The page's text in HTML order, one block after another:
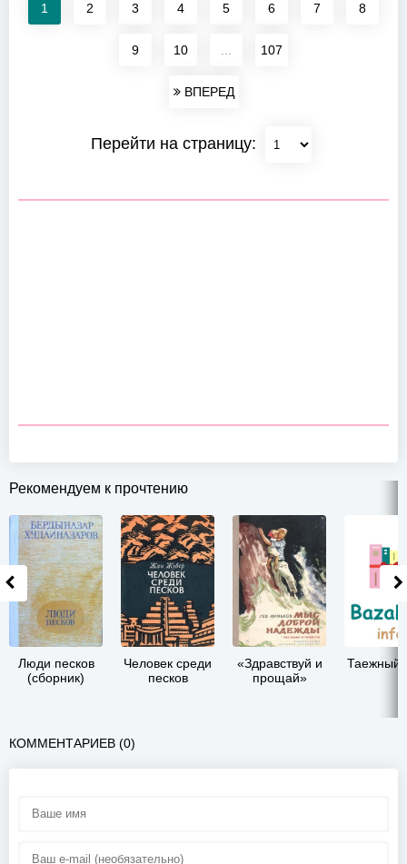
1 2 3 4 5 6 7 8
9 10 107
ВПЕРЕД
Перейти на страницу:
Рекомендуем к прочтению
Люди песков
(сборник)
Человек среди
песков
«Здравствуй и
прощай»
Таежный
КОММЕНТАРИЕВ (0)